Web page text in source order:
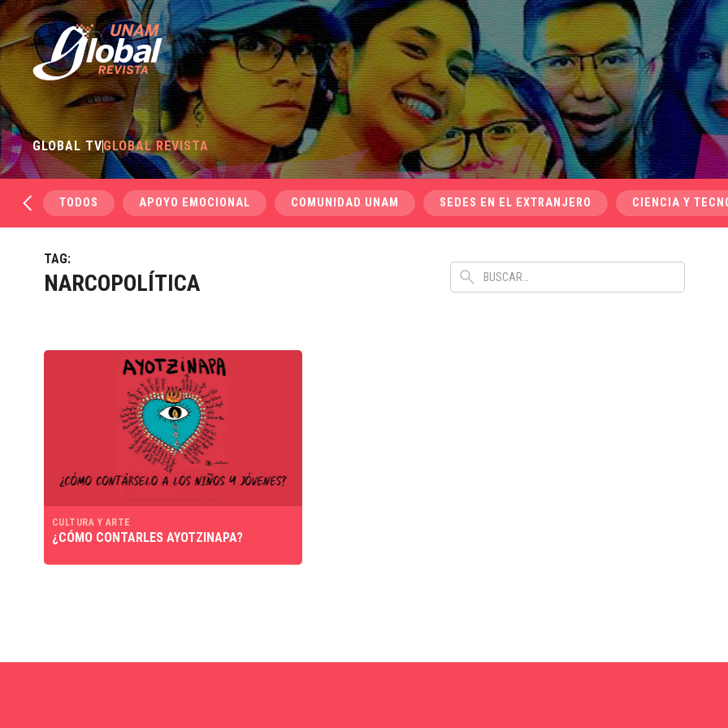
GLOBAL TVGLOBAL REVISTA
TODOS APOYO EMOCIONAL COMUNIDAD UNAM SEDES EN EL EXTRANJERO CIENCIA Y
TAG:
NARCOPOLÍTICA
CULTURA Y ARTE
¿CÓMO CONTARLES AYOTZINAPA?